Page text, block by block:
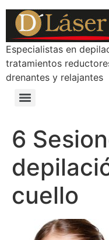
Especialistas en
tratamientos
drenantes y relajantes
6
cuello